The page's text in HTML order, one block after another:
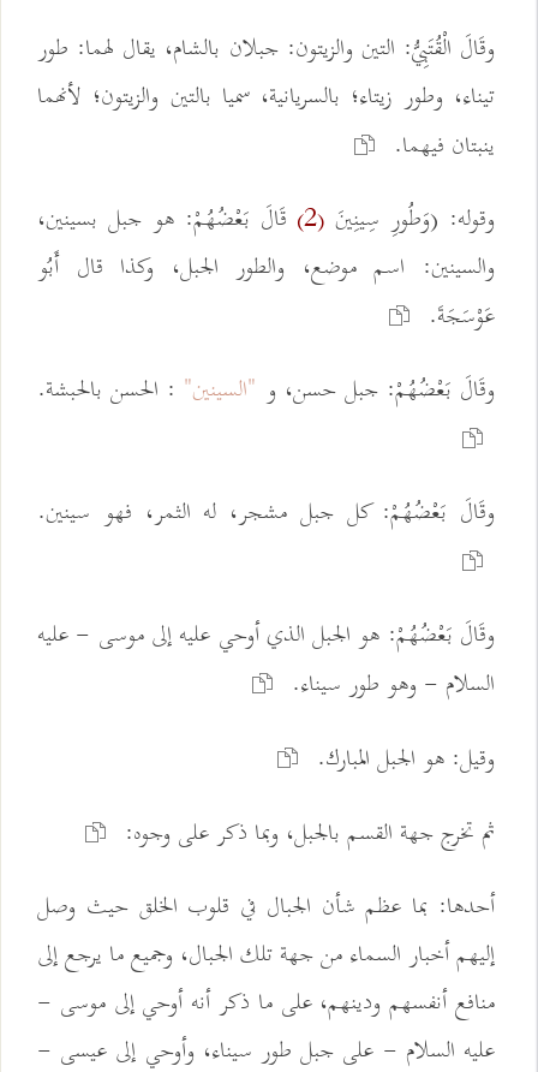
وقَالَ الْقُتَبِيُّ: التين والزيتون: جبلان بالشام، يقال لهما: طور
تيناء، وطور زيتاء؛ بالسريانية، سميا بالتين والزيتون؛ لأنهما
ينبتان فيهما.
وقوله: (وَطُورِ سِينِينَ (2)
قَالَ بَعْضُهُمْ: هو جبل بسينين،
والسينين: اسم موضع، والطور الجبل، وكذا قال أَبُو
عَوْسَجَةَ.
وقَالَ بَعْضُهُمْ: جبل حسن، و "السينين" : الحسن بالحبشة.
وقَالَ بَعْضُهُمْ: كل جبل مشجر، له الثمر، فهو سينين.
وقَالَ بَعْضُهُمْ: هو الجبل الذي أوحي عليه إلى موسى - عليه
السلام - وهو طور سيناء.
وقيل: هو الجبل المبارك.
ثم تخرج جهة القسم بالجبل، وبما ذكر على وجوه:
أحدها: بما عظم شأن الجبال في قلوب الخلق حيث وصل
إليهم أخبار السماء من جهة تلك الجبال، وجميع ما يرجع إلى
منافع أنفسهم ودينهم، على ما ذكر أنه أوحي إلى موسى -
عليه السلام - على جبل طور سيناء، وأوحي إلى عيسى -